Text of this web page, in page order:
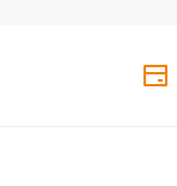
FICHA